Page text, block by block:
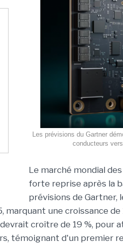
Les prévisions du Gartner
conducteurs
Le marché mondial
forte reprise après la
prévisions de
marquant une croissance
croître de 19 %, pour
témoignant d'un premier